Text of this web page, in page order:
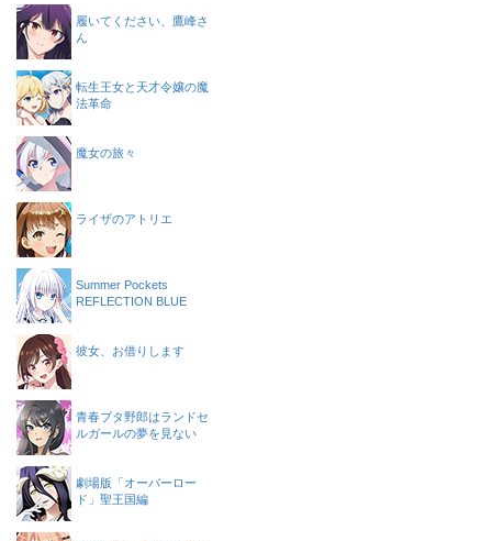
履いてください、鷹峰さ
ん
転生王女と天才令嬢の魔
法革命
魔女の旅々
ライザのアトリエ
Summer Pockets
REFLECTION BLUE
彼女、お借りします
青春ブタ野郎はランドセ
ルガールの夢を見ない
劇場版「オーバーロー
ド」聖王国編